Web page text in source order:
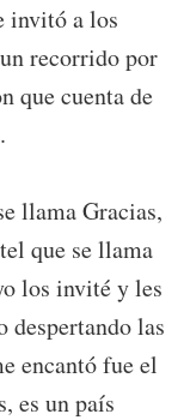
invitó a los
recorrido por
que cuenta de
llama Gracias,
que se llama
los invité y les
despertando las
encantó fue el
es un país